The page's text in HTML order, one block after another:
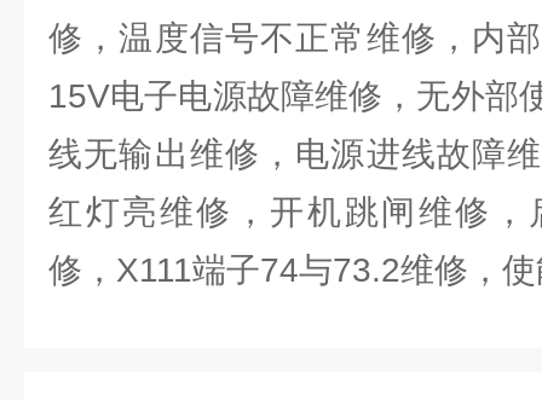
修，温度信号不正常维修，内
15V电子电源故障维修，无外部
线无输出维修，电源进线故障
红灯亮维修，开机跳闸维修，
修，X111端子74与73.2维修，